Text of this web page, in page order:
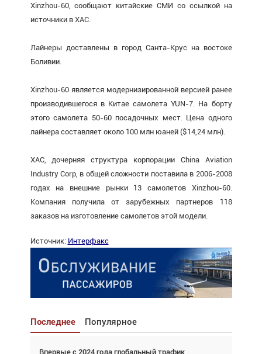
Xinzhou-60, сообщают китайские СМИ со ссылкой на
источники в ХАС.
Лайнеры доставлены в город Санта-Крус на востоке
Боливии.
Xinzhou-60 является модернизированной версией ранее
производившегося в Китае самолета YUN-7. На борту
этого самолета 50-60 посадочных мест. Цена одного
лайнера составляет около 100 млн юаней ($14,24 млн).
ХАС, дочерняя структура корпорации China Aviation
Industry Corp, в общей сложности поставила в 2006-2008
годах на внешние рынки 13 самолетов Xinzhou-60.
Компания получила от зарубежных партнеров 118
заказов на изготовление самолетов этой модели.
Источник: Интерфакс
Последнее Популярное
Впервые с 2024 года глобальный трафик
Взгляд с высоты: тандем вертолётов и БПЛА в